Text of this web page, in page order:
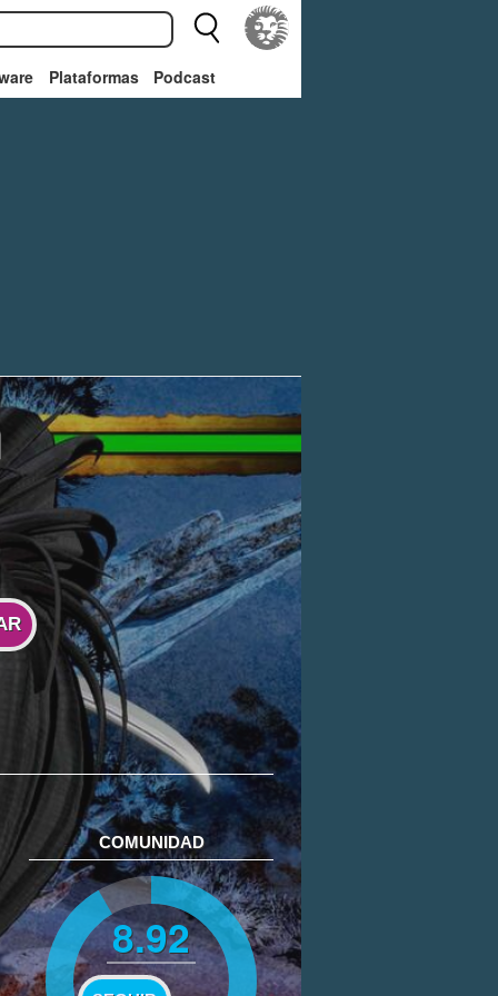
Plataformas Podcast
COMUNIDAD
8.92